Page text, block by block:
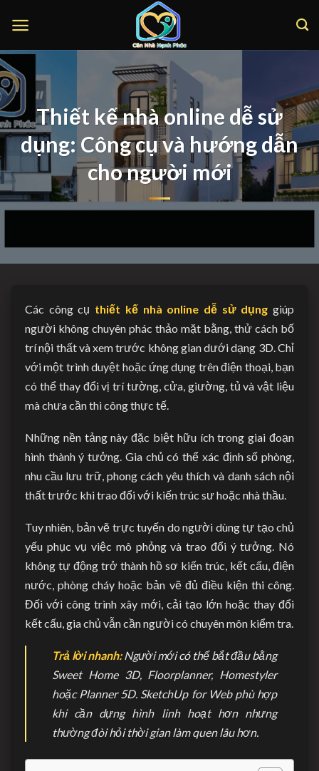
qua
dung
Thiết kế nhà online dễ sử
dụng: Công cụ và hướng dẫn
cho người mới
Các công cụ thiết kế nhà online dễ sử dụng giúp
người không chuyên phác thảo mặt bằng, thử cách bố
trí nội thất và xem trước không gian dưới dạng 3D. Chỉ
với một trình duyệt hoặc ứng dụng trên điện thoại, bạn
có thể thay đổi vị trí tường, cửa, giường, tủ và vật liệu
mà chưa cần thi công thực tế.
Những nền tảng này đặc biệt hữu ích trong giai đoạn
hình thành ý tưởng. Gia chủ có thể xác định số phòng,
nhu cầu lưu trữ, phong cách yêu thích và danh sách nội
thất trước khi trao đổi với kiến trúc sư hoặc nhà thầu.
Tuy nhiên, bản vẽ trực tuyến do người dùng tự tạo chủ
yếu phục vụ việc mô phỏng và trao đổi ý tưởng. Nó
không tự động trở thành hồ sơ kiến trúc, kết cấu, điện
nước, phòng cháy hoặc bản vẽ đủ điều kiện thi công.
Đối với công trình xây mới, cải tạo lớn hoặc thay đổi
kết cấu, gia chủ vẫn cần người có chuyên môn kiểm tra.
Trả lời nhanh:Người mới có thể bắt đầu bằng
Sweet Home 3D, Floorplanner, Homestyler
hoặc Planner 5D. SketchUp for Web phù hợp
khi cần dựng hình linh hoạt hơn nhưng
thường đòi hỏi thời gian làm quen lâu hơn.